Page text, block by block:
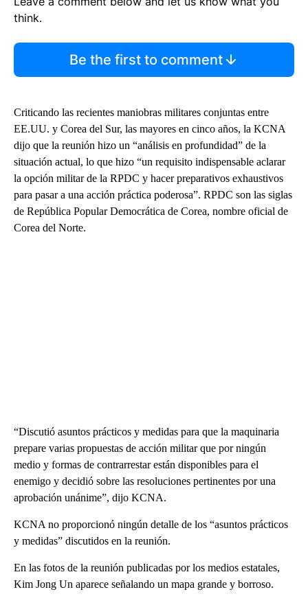
think.
Be the first to comment
Criticando las recientes maniobras militares conjuntas entre
EE.UU. y Corea del Sur, las mayores en cinco años, la KCNA
dijo que la reunión hizo un “análisis en profundidad” de la
situación actual, lo que hizo “un requisito indispensable aclarar
la opción militar de la RPDC y hacer preparativos exhaustivos
para pasar a una acción práctica poderosa”. RPDC son las siglas
de República Popular Democrática de Corea, nombre oficial de
Corea del Norte.
“Discutió asuntos prácticos y medidas para que la maquinaria
prepare varias propuestas de acción militar que por ningún
medio y formas de contrarrestar están disponibles para el
enemigo y decidió sobre las resoluciones pertinentes por una
aprobación unánime”, dijo KCNA.
KCNA no proporcionó ningún detalle de los “asuntos prácticos
y medidas” discutidos en la reunión.
En las fotos de la reunión publicadas por los medios estatales,
Kim Jong Un aparece señalando un mapa grande y borroso.